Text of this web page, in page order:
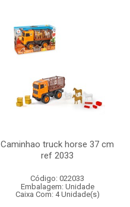
Caminhao truck horse 37 cm
ref 2033
Código: 022033
Embalagem: Unidade
Caixa Com: 4 Unidade(s)